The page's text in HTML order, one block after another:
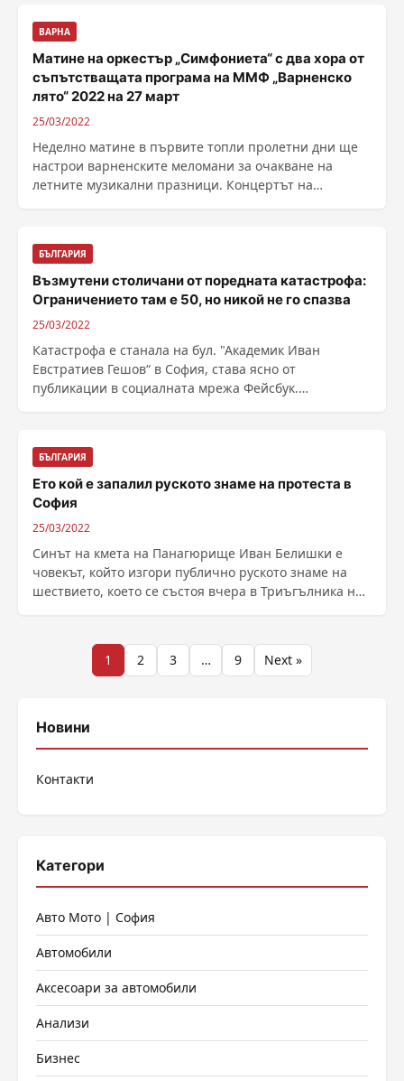
ВАРНА
Матине на оркестър „Симфониета“ с два хора от
съпътстващата програма на ММФ „Варненско
лято“ 2022 на 27 март
25/03/2022
Неделно матине в първите топли пролетни дни ще
настрои варненските меломани за очакване на
летните музикални празници. Концертът на
БЪЛГАРИЯ
Възмутени столичани от поредната катастрофа:
Ограничението там е 50, но никой не го спазва
25/03/2022
Катастрофа е станала на бул. "Aкадемик Иван
Евстратиев Гешов“ в София, става ясно от
публикации в социалната мрежа Фейсбук.
БЪЛГАРИЯ
Ето кой е запалил руското знаме на протеста в
София
25/03/2022
Синът на кмета на Панагюрище Иван Белишки е
човекът, който изгори публично руското знаме на
шествието, което се състоя вчера в Триъгълника на
Разделяне
публикациите
1 2 3 … 9 Next »
Новини
Контакти
Категори
Авто Мото | София
Автомобили
Аксесоари за автомобили
Анализи
Бизнес